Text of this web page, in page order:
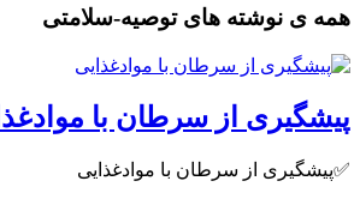
همه ی نوشته های توصیه-سلامتی
پیشگیری از سرطان با
✅پیشگیری از سرطان با موادغذایی